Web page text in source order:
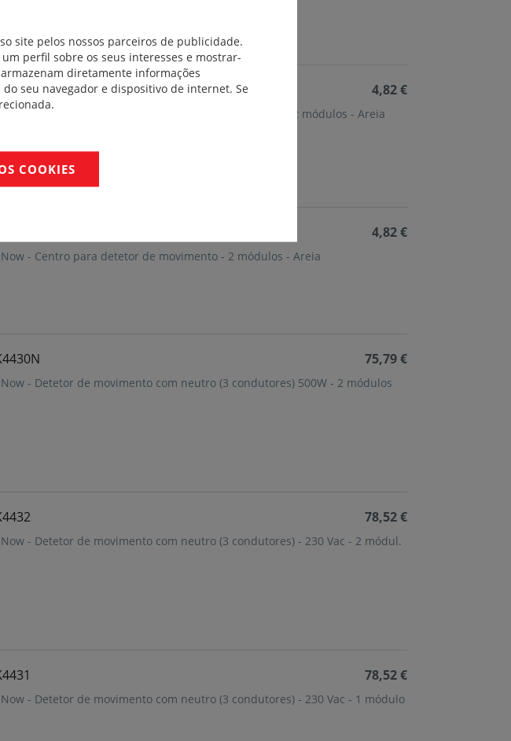
- Centro para detetor de movimento com seletor - 2 módulos - Areia
4,82 €
- Centro para detetor de movimento - 2 módulos - Areia
4,82 €
- Detetor de movimento com neutro (3 condutores) 500W - 2 módulos
75,79 €
- Detetor de movimento com neutro (3 condutores) - 230 Vac - 2 módul.
78,52 €
- Detetor de movimento com neutro (3 condutores) - 230 Vac - 1 módulo
78,52 €
site pelos nossos parceiros de publicidade.
perfil sobre os seus interesses e mostrar-
diretamente informações
seu navegador e dispositivo de internet. Se
COOKIES